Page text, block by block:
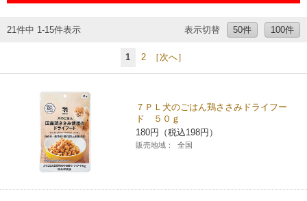
食の安全・安心への取組み
プリペイドカード・金券
マルチコピー機でできること
マルチコピー機でできることトップ
プリント
便利なサービス
切手・はがき・印紙
チケットサービス
セブンチケット
セブン‐イレブンでお受取り
ごあいさつ
企業理念
会社概要
サステナビリティトップ
セブン＆アイ・ホールディングスの重点課題
サステナビリティ活動基本方針
加盟店オーナー募集
アルバイト情報 採用情報
21件中 1-15件表示 表示切替 50件 100件
1 2 ［次へ］
７ＰＬ犬のごはん鶏ささみドライフー
ド ５０ｇ
180円（税込198円）
販売地域： 全国